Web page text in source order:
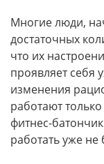
Многие люди,
достаточных
что их
проявляет себя
изменения
работают
фитнес-
работать уже не